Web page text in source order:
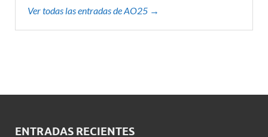
Ver todas las entradas de AO25 →
ENTRADAS RECIENTES